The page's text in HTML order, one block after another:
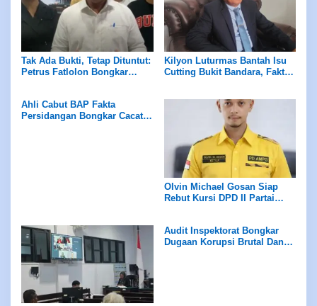
Tak Ada Bukti, Tetap Dituntut:
Petrus Fatlolon Bongkar
Kilyon Luturmas Bantah Isu
Cutting Bukit Bandara, Fakta
Ahli Cabut BAP Fakta
Persidangan Bongkar Cacat
Olvin Michael Gosan Siap
Rebut Kursi DPD II Partai
Audit Inspektorat Bongkar
Dugaan Korupsi Brutal Dana